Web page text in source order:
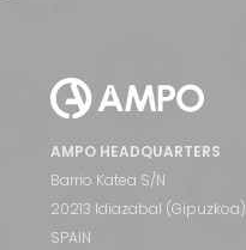
AMPO HEADQUARTERS
Barrio Katea S/N
20213 Idiazabal (Gipuzkoa)
SPAIN